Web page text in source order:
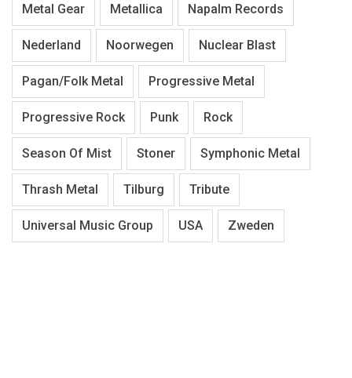
Metal Gear Metallica Napalm Records
Nederland Noorwegen Nuclear Blast
Pagan/Folk Metal Progressive Metal
Progressive Rock Punk Rock
Season Of Mist Stoner Symphonic Metal
Thrash Metal Tilburg Tribute
Universal Music Group USA Zweden